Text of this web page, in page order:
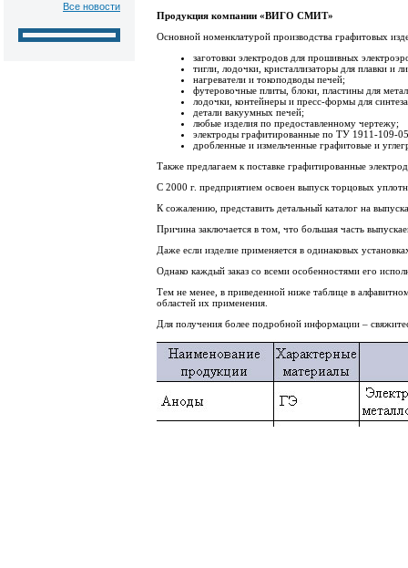
Все новости
Продукция компании «ВИГО СМИТ»
Основной номенклатурой производства графитовых
заготовки электродов для прошивных
тигли, лодочки, кристаллизаторы для плавки и
нагреватели и токоподводы печей;
футеровочные плиты, блоки, пластины для
лодочки, контейнеры и пресс-формы для
детали вакуумных печей;
любые изделия по предоставленному чертежу;
электроды графитированные по ТУ 1911-109-
дробленные и измельченные графитовые и
Также предлагаем к поставке графитированные
С 2000 г. предприятием освоен выпуск торцовых
К сожалению, представить детальный каталог на
Причина заключается в том, что большая часть
Даже если изделие применяется в одинаковых
Однако каждый заказ со всеми особенностями его
Тем не менее, в приведенной ниже таблице в
областей их применения.
Для получения более подробной информации –